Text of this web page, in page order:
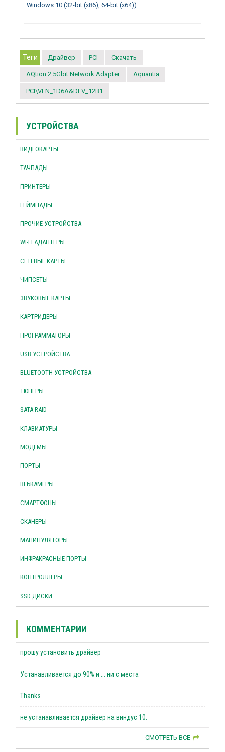
Windows 10 (32-bit (x86), 64-bit (x64))
Теги Драйвер PCI Скачать
AQtion 2.5Gbit Network Adapter Aquantia
PCI\VEN_1D6A&DEV_12B1
УСТРОЙСТВА
ВИДЕОКАРТЫ
ТАЧПАДЫ
ПРИНТЕРЫ
ГЕЙМПАДЫ
ПРОЧИЕ УСТРОЙСТВА
WI-FI АДАПТЕРЫ
СЕТЕВЫЕ КАРТЫ
ЧИПСЕТЫ
ЗВУКОВЫЕ КАРТЫ
КАРТРИДЕРЫ
ПРОГРАММАТОРЫ
USB УСТРОЙСТВА
BLUETOOTH УСТРОЙСТВА
ТЮНЕРЫ
SATA-RAID
КЛАВИАТУРЫ
МОДЕМЫ
ПОРТЫ
ВЕБКАМЕРЫ
СМАРТФОНЫ
СКАНЕРЫ
МАНИПУЛЯТОРЫ
ИНФРАКРАСНЫЕ ПОРТЫ
КОНТРОЛЛЕРЫ
SSD ДИСКИ
КОММЕНТАРИИ
прошу установить драйвер
Устанавливается до 90% и ... ни с места
Thanks
не устанавливается драйвер на виндус 10.
СМОТРЕТЬ ВСЕ